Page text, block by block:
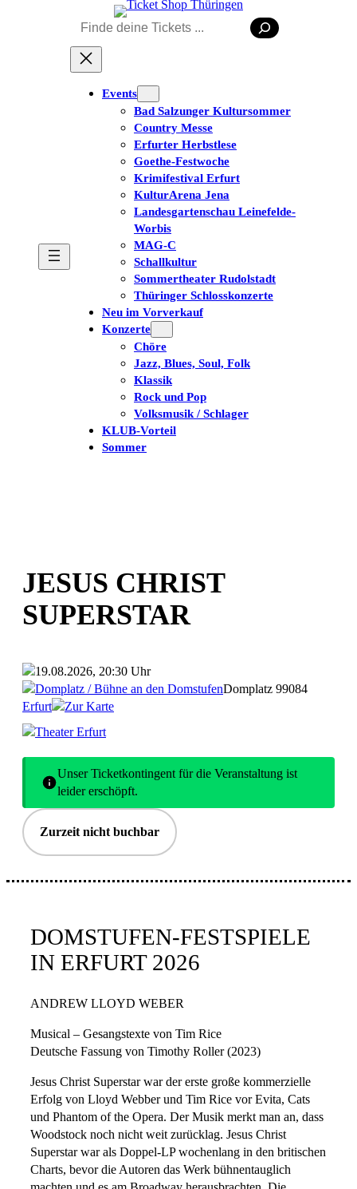
Suchen
Events
Bad Salzunger Kultursommer
Country Messe
Erfurter Herbstlese
Goethe-Festwoche
Krimifestival Erfurt
KulturArena Jena
Landesgartenschau Leinefelde-
Worbis
MAG-C
Schallkultur
Sommertheater Rudolstadt
Thüringer Schlosskonzerte
Neu im Vorverkauf
Konzerte
Chöre
Jazz, Blues, Soul, Folk
Klassik
Rock und Pop
Volksmusik / Schlager
KLUB-Vorteil
Sommer
JESUS CHRIST
SUPERSTAR
19.08.2026, 20:30 Uhr
Domplatz / Bühne an den DomstufenDomplatz 99084
Erfurt
Zur Karte
Theater Erfurt
Unser Ticketkontingent für die Veranstaltung ist
leider erschöpft.
Zurzeit nicht buchbar
DOMSTUFEN-FESTSPIELE
IN ERFURT 2026
ANDREW LLOYD WEBER
Musical – Gesangstexte von Tim Rice
Deutsche Fassung von Timothy Roller (2023)
Jesus Christ Superstar war der erste große kommerzielle
Erfolg von Lloyd Webber und Tim Rice vor Evita, Cats
und Phantom of the Opera. Der Musik merkt man an, dass
Woodstock noch nicht weit zurücklag. Jesus Christ
Superstar war als Doppel-LP wochenlang in den britischen
Charts, bevor die Autoren das Werk bühnentauglich